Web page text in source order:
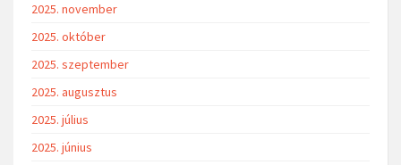
2025. november
2025. október
2025. szeptember
2025. augusztus
2025. július
2025. június